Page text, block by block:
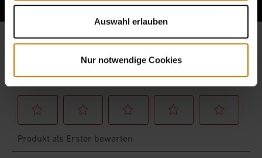
Auswahl erlauben
Nur notwendige Cookies